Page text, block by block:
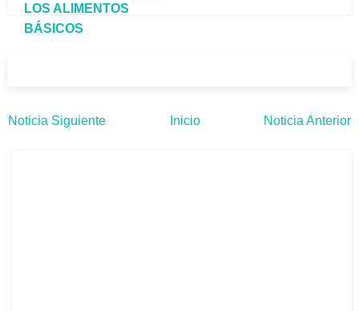
LOS ALIMENTOS
BÁSICOS
Noticia Siguiente Inicio Noticia Anterior